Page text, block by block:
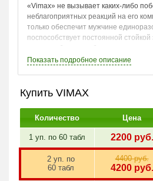
«Vimax» не вызывает каких-либо
неблагоприятных реакций на его
только обеспечит мужчине
поспособствует постоянной
когда это будет необходимо, даже
В состав «Вимакса» входят только
растительного происхождении,
повлияет на восстановление после
нагрузки, повысит умственную
крови и регенерацию клеток.
Преимущества препарата Vimax
Показать подробное описание
Купить VIMAX
Количество Цена
1 уп. по 60 табл 2200руб.
2 уп. по
60 табл
4400 руб.
4200руб.